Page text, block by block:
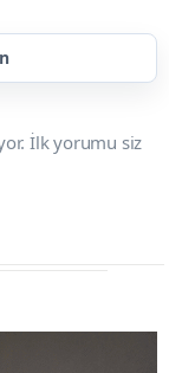
İlk yorumu siz